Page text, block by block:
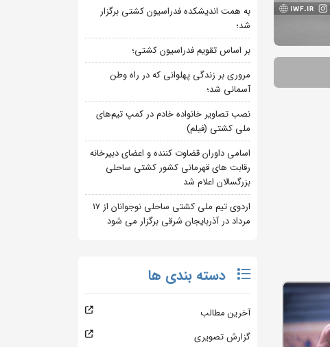
به همت اندیشکده فدراسیون کشتی برگزار
شد؛
بر اساس تقویم فدراسیون کشتی؛
مروری بر زندگی پهلوانی که در راه وطن
آسمانی شد؛
نصب تصاویر خانواده خادم در کمپ تیم‌های
ملی کشتی (فیلم)
اسامی داوران قضاوت کننده و اعضای دبیرخانه
رقابت های قهرمانی کشور کشتی ساحلی
بزرگسالان اعلام شد
اردوی تیم ملی کشتی ساحلی نوجوانان از 17
مرداد در آذربایجان شرقی برگزار می شود
دسته بندی ها
آخرین مطالب
گزارش تصویری